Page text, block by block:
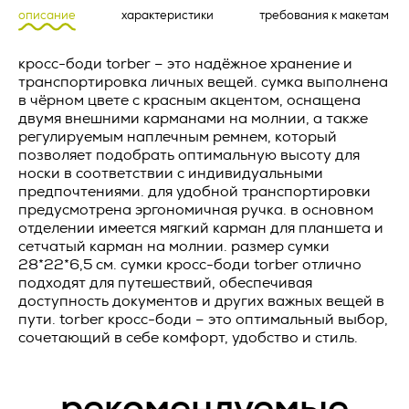
описание характеристики требования к макетам
кросс-боди torber – это надёжное хранение и
транспортировка личных вещей. сумка выполнена
в чёрном цвете с красным акцентом, оснащена
двумя внешними карманами на молнии, а также
регулируемым наплечным ремнем, который
позволяет подобрать оптимальную высоту для
носки в соответствии с индивидуальными
предпочтениями. для удобной транспортировки
предусмотрена эргономичная ручка. в основном
отделении имеется мягкий карман для планшета и
сетчатый карман на молнии. размер сумки
28*22*6,5 см. сумки кросс-боди torber отлично
подходят для путешествий, обеспечивая
доступность документов и других важных вещей в
пути. torber кросс-боди – это оптимальный выбор,
сочетающий в себе комфорт, удобство и стиль.
Артикул *
Название товара *
Количество *
1.1. Исполнитель обязуется осуществлять поставку
«Товар»), а Заказчик обязуется принять и оплатить Товар
на условиях, предусмотренных настоящей Офертой.
1.2. Товар может поставляться Заказчику с нанесением
предварительно согласованных изображений (далее по
тексту - «Работы»). Работы выполняются Исполнителем в
соответствии с условиями, предусмотренными настоящей
Офертой.
1.3. Настоящая Оферта является смешанным договором в
соответствии со ст.421 ГК РФ и объединяет в себе условия
о поставке Товара и выполнении Работ.
ПОРЯДОК ПОСТАВКИ ТОВАРА
2.1. Порядок оформления заказа. Для оформления заказа
Заказчик отправляет запрос по следующим контактным
2.2. Порядок поставки Товара.
информационных материалов, а также программ для ЭВМ
и баз данных, обеспечивающих их доступность в сети
интернет по сетевому адресу https://vertcomm.ru/;
2.4. Информационная система персональных данных —
совокупность содержащихся в базах данных персональных
данных, и обеспечивающих их обработку
информационных технологий и технических средств;
2.5. Обезличивание персональных данных — действия, в
результате которых невозможно определить без
использования дополнительной информации
принадлежность персональных данных конкретному
Пользователю или иному субъекту персональных данных;
2.6. Обработка персональных данных – любое действие
(операция) или совокупность действий (операций),
совершаемых с использованием средств автоматизации